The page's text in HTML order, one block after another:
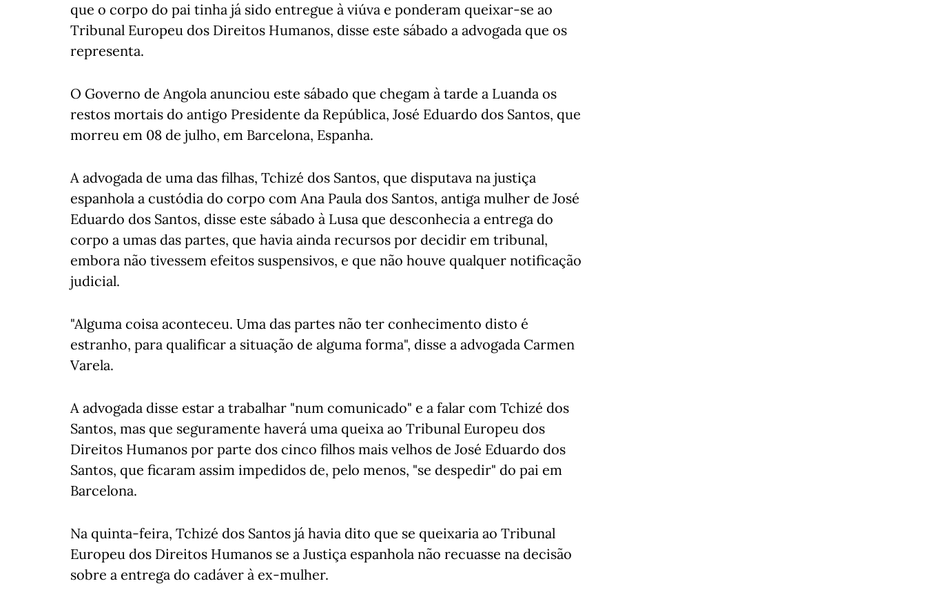
que o corpo do pai tinha já sido entregue à viúva e ponderam queixar-se ao
Tribunal Europeu dos Direitos Humanos, disse este sábado a advogada que os
representa.
O Governo de Angola anunciou este sábado que chegam à tarde a Luanda os
restos mortais do antigo Presidente da República, José Eduardo dos Santos, que
morreu em 08 de julho, em Barcelona, Espanha.
A advogada de uma das filhas, Tchizé dos Santos, que disputava na justiça
espanhola a custódia do corpo com Ana Paula dos Santos, antiga mulher de José
Eduardo dos Santos, disse este sábado à Lusa que desconhecia a entrega do
corpo a umas das partes, que havia ainda recursos por decidir em tribunal,
embora não tivessem efeitos suspensivos, e que não houve qualquer notificação
judicial.
"Alguma coisa aconteceu. Uma das partes não ter conhecimento disto é
estranho, para qualificar a situação de alguma forma", disse a advogada Carmen
Varela.
A advogada disse estar a trabalhar "num comunicado" e a falar com Tchizé dos
Santos, mas que seguramente haverá uma queixa ao Tribunal Europeu dos
Direitos Humanos por parte dos cinco filhos mais velhos de José Eduardo dos
Santos, que ficaram assim impedidos de, pelo menos, "se despedir" do pai em
Barcelona.
Na quinta-feira, Tchizé dos Santos já havia dito que se queixaria ao Tribunal
Europeu dos Direitos Humanos se a Justiça espanhola não recuasse na decisão
sobre a entrega do cadáver à ex-mulher.